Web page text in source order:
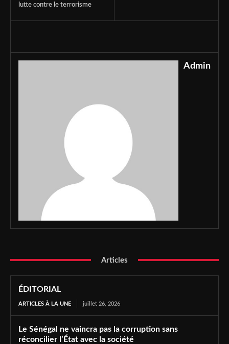
lutte contre le terrorisme
Admin
Articles
ÉDITORIAL
ARTICLES À LA UNE juillet 26, 2026
Le Sénégal ne vaincra pas la corruption sans
réconcilier l’État avec la société